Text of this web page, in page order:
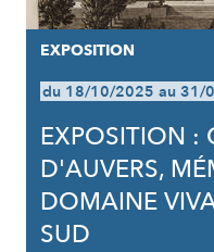
EXPOSITION
du 18/10/2025 au 31/
EXPOSITION :
D'AUVERS,
DOMAINE
SUD